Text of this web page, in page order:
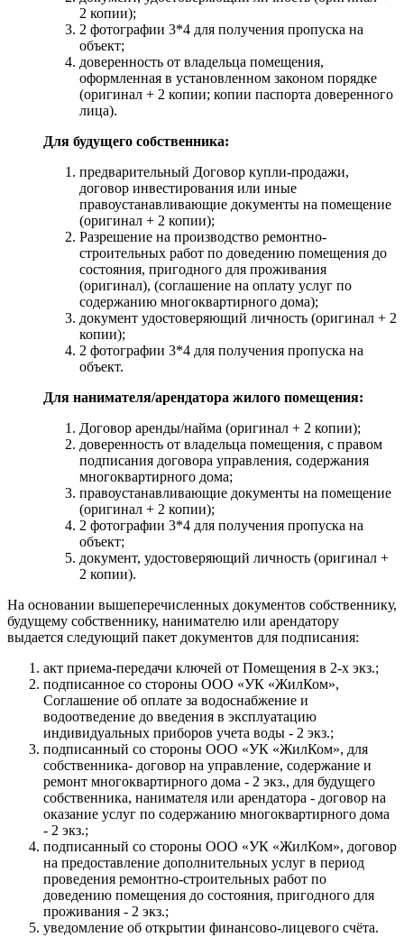
2 копии);
2 фотографии 3*4 для получения пропуска на
объект;
доверенность от владельца помещения,
оформленная в установленном законом порядке
(оригинал + 2 копии; копии паспорта доверенного
лица).
Для будущего собственника:
предварительный Договор купли-продажи,
договор инвестирования или иные
правоустанавливающие документы на помещение
(оригинал + 2 копии);
Разрешение на производство ремонтно-
строительных работ по доведению помещения до
состояния, пригодного для проживания
(оригинал), (соглашение на оплату услуг по
содержанию многоквартирного дома);
документ удостоверяющий личность (оригинал + 2
копии);
2 фотографии 3*4 для получения пропуска на
объект.
Для нанимателя/арендатора жилого помещения:
Договор аренды/найма (оригинал + 2 копии);
доверенность от владельца помещения, с правом
подписания договора управления, содержания
многоквартирного дома;
правоустанавливающие документы на помещение
(оригинал + 2 копии);
2 фотографии 3*4 для получения пропуска на
объект;
документ, удостоверяющий личность (оригинал +
2 копии).
На основании вышеперечисленных документов собственнику,
будущему собственнику, нанимателю или арендатору
выдается следующий пакет документов для подписания:
акт приема-передачи ключей от Помещения в 2-х экз.;
подписанное со стороны ООО «УК «ЖилКом»,
Соглашение об оплате за водоснабжение и
водоотведение до введения в эксплуатацию
индивидуальных приборов учета воды - 2 экз.;
подписанный со стороны ООО «УК «ЖилКом», для
собственника- договор на управление, содержание и
ремонт многоквартирного дома - 2 экз., для будущего
собственника, нанимателя или арендатора - договор на
оказание услуг по содержанию многоквартирного дома
- 2 экз.;
подписанный со стороны ООО «УК «ЖилКом», договор
на предоставление дополнительных услуг в период
проведения ремонтно-строительных работ по
доведению помещения до состояния, пригодного для
проживания - 2 экз.;
уведомление об открытии финансово-лицевого счёта.